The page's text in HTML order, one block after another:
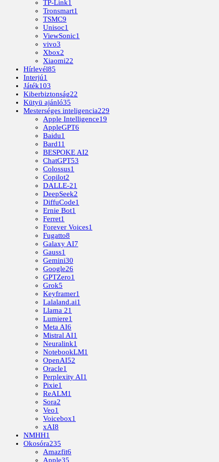
TP-Link1
Tronsmart1
TSMC9
Unisoc1
ViewSonic1
vivo3
Xbox2
Xiaomi22
Hírlevél85
Interjú1
Játék103
Kiberbiztonság22
Kütyü ajánló35
Mesterséges inteligencia229
Apple Intelligence19
AppleGPT6
Baidu1
Bard11
BESPOKE AI2
ChatGPT53
Colossus1
Copilot2
DALLE-21
DeepSeek2
DiffuCode1
Ernie Bot1
Ferret1
Forever Voices1
Fugatto8
Galaxy AI7
Gauss1
Gemini30
Google26
GPTZero1
Grok5
Keyframer1
Lalaland.ai1
Llama 21
Lumiere1
Meta AI6
Mistral AI1
Neuralink1
NotebookLM1
OpenAI52
Oracle1
Perplexity AI1
Pixie1
ReALM1
Sora2
Veo1
Voicebox1
xAI8
NMHH1
Okosóra235
Amazfit6
Apple35